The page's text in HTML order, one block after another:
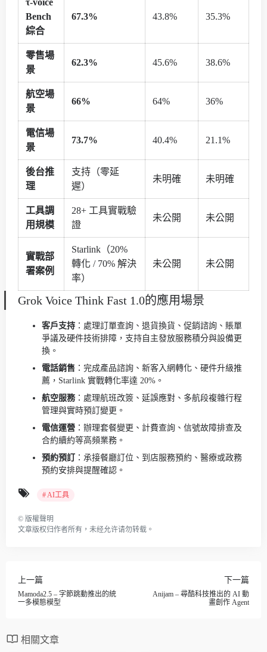
Bench
綜合
67.3% 43.8% 35.3%
零售場
景
62.3% 45.6% 38.6%
航空場
景
66% 64% 36%
電信場
景
73.7% 40.4% 21.1%
後台推
理
支持（零延
遲）
未明確 未明確
工具調
用規模
28+ 工具實戰驗
證
未公開 未公開
實戰部
署案例
Starlink（20%
轉化 / 70% 解決
率）
未公開 未公開
Grok Voice Think Fast 1.0的應用場景
客戶支持 ：處理訂單查詢、退貨換貨、促銷諮詢、賬單
爭議及硬件技術排障，支持自主發放服務積分與設備更
換。
電話銷售 ：完成產品諮詢、新客入網轉化、硬件升級推
薦，Starlink 實戰轉化率達 20%。
航空服務 ：處理航班改簽、延誤應對、多航段複雜行程
管理與實時預訂變更。
電信運營 ：辦理套餐變更、計費查詢、信號故障排查及
合約續約等高頻業務。
預約預訂 ：承接餐廳訂位、到店服務預約、醫療或政務
預約安排與提醒確認。
# AI工具
© 版權聲明
文章版权归作者所有，未经允许请勿转载。
上一篇
Mamoda2.5 – 字節跳動推出的統
一多模態模型
下一篇
Anijam – 尋酷科技推出的 AI 動
畫創作 Agent
相關文章